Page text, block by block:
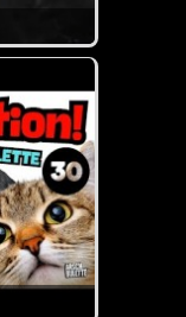
Da hat man